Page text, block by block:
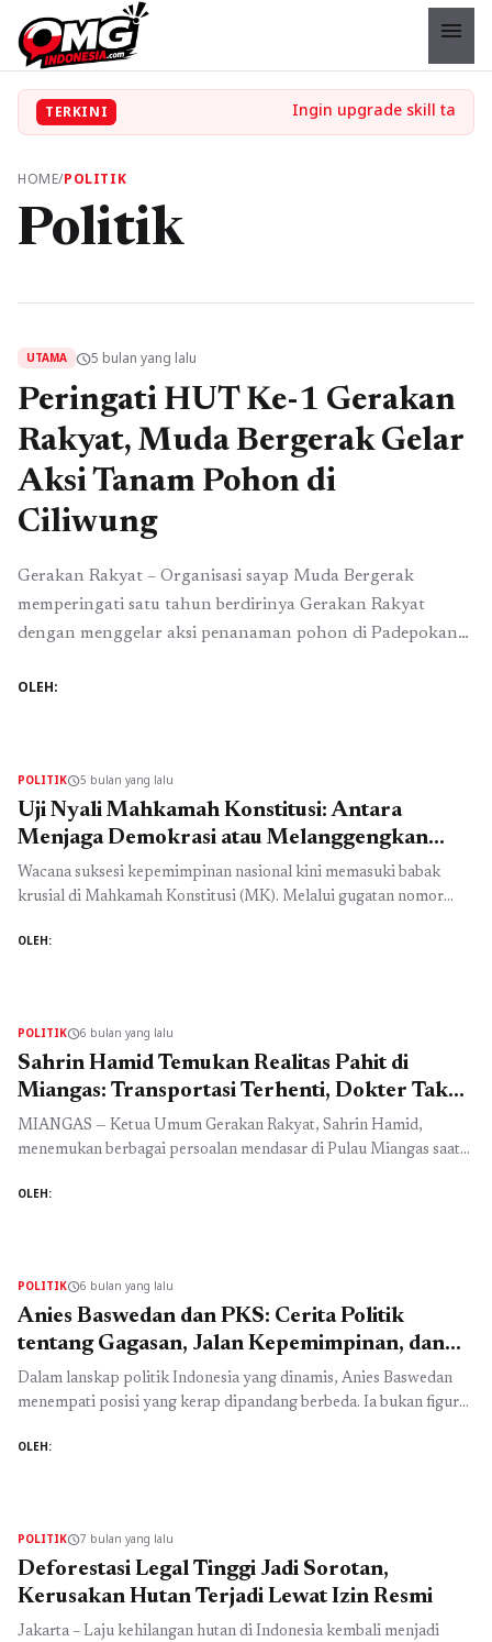
menu
TERKINI
HOME/POLITIK
Politik
UTAMA schedule5 bulan yang lalu
Peringati HUT Ke-1 Gerakan
Rakyat, Muda Bergerak Gelar
Aksi Tanam Pohon di
Ciliwung
Gerakan Rakyat – Organisasi sayap Muda Bergerak
memperingati satu tahun berdirinya Gerakan Rakyat
dengan menggelar aksi penanaman pohon di Padepokan
Mengusung tema "Muda Bersuara, Bumi Terjaga: 1 Tahun
prioritas dalam kebijakan publik. Ketua Umum Gerakan
Rakyat, Sahrin ...Baca Selengkapnya
OLEH:
POLITIKschedule5 bulan yang lalu
Uji Nyali Mahkamah Konstitusi: Antara
Menjaga Demokrasi atau Melanggengkan
Dinasti Jokowi
Wacana suksesi kepemimpinan nasional kini memasuki babak
krusial di Mahkamah Konstitusi (MK). Melalui gugatan nomor
apakah lembaga ini akan berdiri sebagai penjaga demokrasi atau
dan Dian Amalia, melayangkan ...
OLEH:
POLITIKschedule6 bulan yang lalu
Sahrin Hamid Temukan Realitas Pahit di
Miangas: Transportasi Terhenti, Dokter Tak
Ada
MIANGAS — Ketua Umum Gerakan Rakyat, Sahrin Hamid,
menemukan berbagai persoalan mendasar di Pulau Miangas saat
Sabtu (13/2/2026) malam. Wilayah perbatasan itu disebut masih
langsung ...
Baca Selengkapnya
OLEH:
POLITIKschedule6 bulan yang lalu
Anies Baswedan dan PKS: Cerita Politik
tentang Gagasan, Jalan Kepemimpinan, dan
Kolaborasi
Dalam lanskap politik Indonesia yang dinamis, Anies Baswedan
menempati posisi yang kerap dipandang berbeda. Ia bukan figur
dari dunia pendidikan, pemikiran, dan perbincangan publik. Latar
OLEH:
POLITIKschedule7 bulan yang lalu
Deforestasi Legal Tinggi Jadi Sorotan,
Kerusakan Hutan Terjadi Lewat Izin Resmi
Jakarta – Laju kehilangan hutan di Indonesia kembali menjadi